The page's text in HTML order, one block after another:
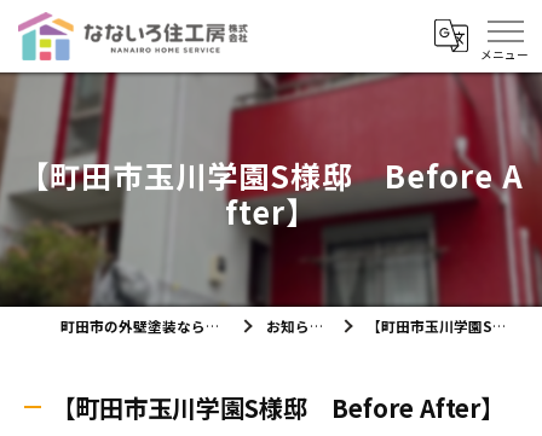
【町田市玉川学園S様邸 Before A
fter】
町田市の外壁塗装ならなないろ住工房株式会社 お知らせ・ブログ 【町田市玉川学園S様邸 Before After】
【町田市玉川学園S様邸 Before After】